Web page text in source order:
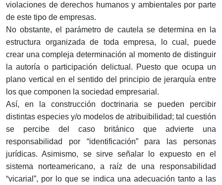
violaciones de derechos humanos y ambientales por parte
de este tipo de empresas.
No obstante, el parámetro de cautela se determina en la
estructura organizada de toda empresa, lo cual, puede
crear una compleja determinación al momento de distinguir
la autoría o participación delictual. Puesto que ocupa un
plano vertical en el sentido del principio de jerarquía entre
los que componen la sociedad empresarial.
Así, en la construcción doctrinaria se pueden percibir
distintas especies y/o modelos de atribuibilidad; tal cuestión
se percibe del caso británico que advierte una
responsabilidad por “identificación” para las personas
jurídicas. Asimismo, se sirve señalar lo expuesto en el
sistema norteamericano, a raíz de una responsabilidad
“vicarial”, por lo que se indica una adecuación tanto a las